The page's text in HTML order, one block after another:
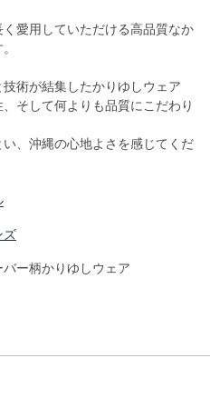
愛用していただける高品質なか
術が結集したかりゆしウェア
そして何よりも品質にこだわり
、沖縄の心地よさを感じてくだ
ズ
ー柄かりゆしウェア